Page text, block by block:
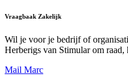
Vraagbaak Zakelijk
Wil je voor je bedrijf of
Herberigs van Stimular om
Mail Marc